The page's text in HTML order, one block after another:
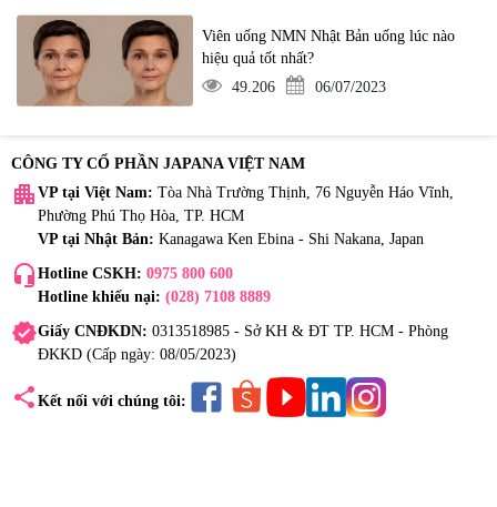
Viên uống NMN Nhật Bản uống lúc nào
hiệu quả tốt nhất?
49.206
06/07/2023
CÔNG TY CỔ PHẦN JAPANA VIỆT NAM
apartment VP tại Việt Nam: Tòa Nhà Trường Thịnh, 76 Nguyễn Háo Vĩnh,
Phường Phú Thọ Hòa, TP. HCM
VP tại Nhật Bản: Kanagawa Ken Ebina - Shi Nakana, Japan
headset_mic Hotline CSKH: 0975 800 600
Hotline khiếu nại: (028) 7108 8889
verifiedGiấy CNĐKDN: 0313518985 - Sở KH & ĐT TP. HCM - Phòng
ĐKKD (Cấp ngày: 08/05/2023)
share Kết nối với chúng tôi: